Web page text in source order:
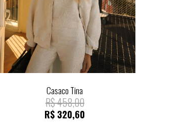
Casaco Tina
R$458,00
R$ 320,60